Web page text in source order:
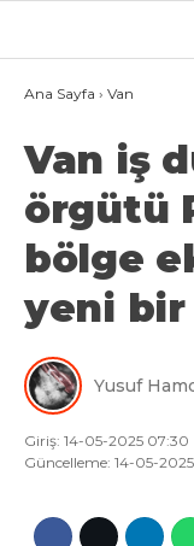
GALERİ
VAN
BÖLGE
3.SAYFA
SPOR
EKONOMI
POLITIKA
Ana Sayfa › Van
Van iş
örgütü
bölge
yeni bir
Yusuf
Giriş: 14-05-2025 07:30
Güncelleme: 14-05-